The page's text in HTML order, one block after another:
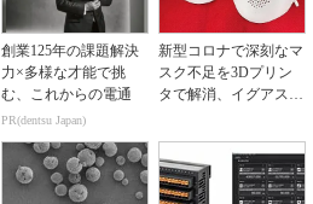
創業125年の課題解決
力×多様な才能で挑
む、これからの電通
PR(dentsu Japan)
新型コロナで深刻なマ
スク不足を3Dプリン
タで解消、イグアスが